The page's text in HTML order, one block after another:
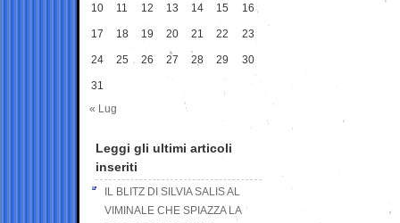
10 11 12 13 14 15 16
17 18 19 20 21 22 23
24 25 26 27 28 29 30
31
« Lug
Leggi gli ultimi articoli
inseriti
IL BLITZ DI SILVIA SALIS AL
VIMINALE CHE SPIAZZA LA